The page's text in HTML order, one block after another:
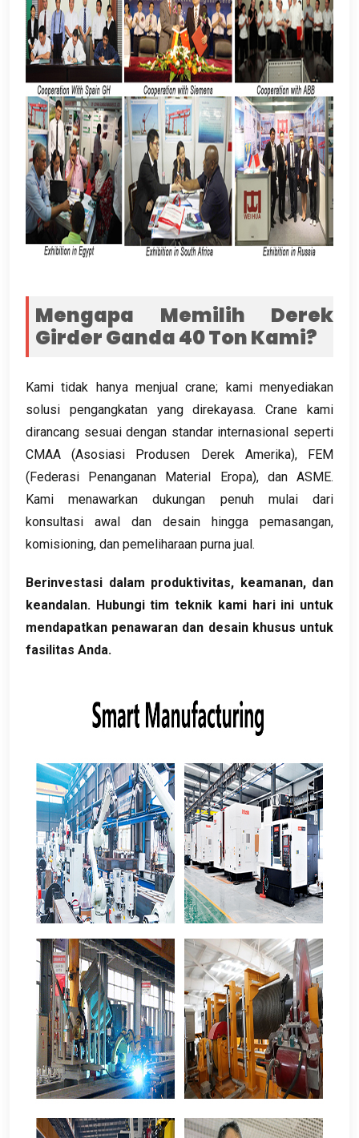
Mengapa Memilih Derek
Girder Ganda 40 Ton Kami?
Kami tidak hanya menjual crane; kami menyediakan
solusi pengangkatan yang direkayasa. Crane kami
dirancang sesuai dengan standar internasional seperti
CMAA (Asosiasi Produsen Derek Amerika), FEM
(Federasi Penanganan Material Eropa), dan ASME.
Kami menawarkan dukungan penuh mulai dari
konsultasi awal dan desain hingga pemasangan,
komisioning, dan pemeliharaan purna jual.
Berinvestasi dalam produktivitas, keamanan, dan
keandalan. Hubungi tim teknik kami hari ini untuk
mendapatkan penawaran dan desain khusus untuk
fasilitas Anda.